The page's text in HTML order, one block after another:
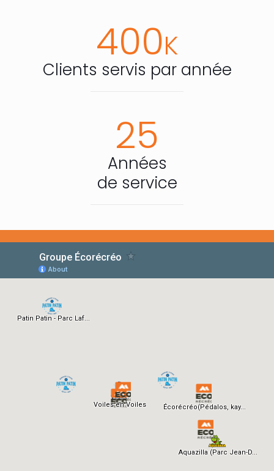
400K
Clients servis par année
25
Années
de service